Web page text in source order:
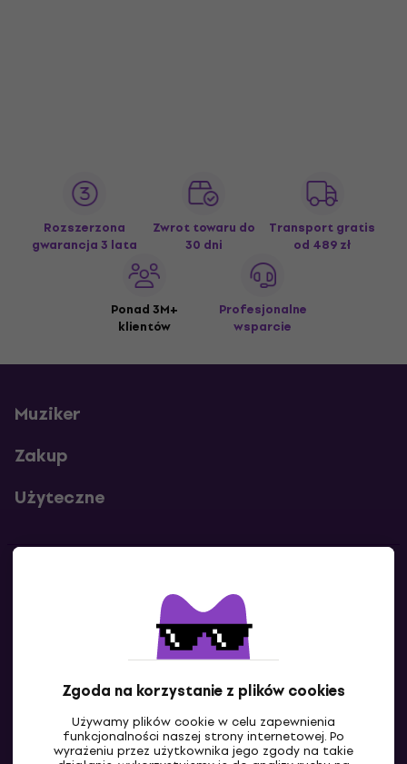
Zgoda na korzystanie z plików cookies
Używamy plików cookie w celu zapewnienia
funkcjonalności naszej strony internetowej. Po
wyrażeniu przez użytkownika jego zgody na takie
Rozszerzona
gwarancja 3 lata
Zwrot towaru do
30 dni
Transport gratis
od 489 zł
Ponad 3M+
klientów
Profesjonalne
wsparcie
Muziker
Zakup
Użyteczne
Skontaktuj się z nami